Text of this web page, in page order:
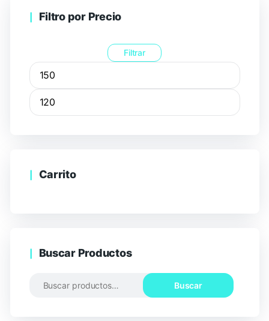
Filtro por Precio
Filtrar
Carrito
Buscar Productos
Buscar